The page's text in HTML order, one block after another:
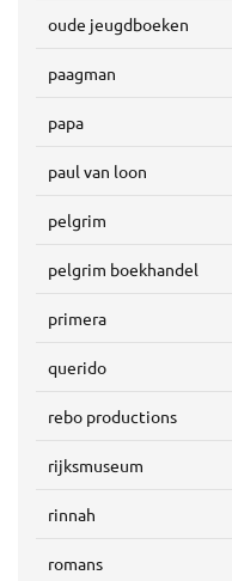
oude jeugdboeken
paagman
papa
paul van loon
pelgrim
pelgrim boekhandel
primera
querido
rebo productions
rijksmuseum
rinnah
romans